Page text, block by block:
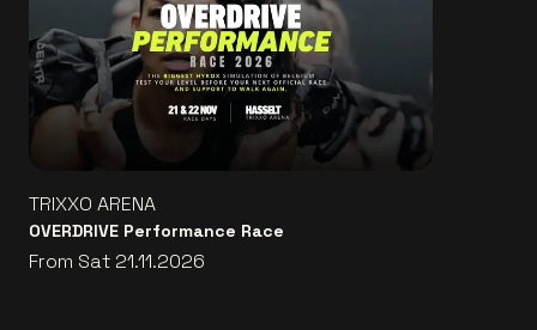
TRIXXO ARENA
OVERDRIVE Performance Race
From Sat 21.11.2026